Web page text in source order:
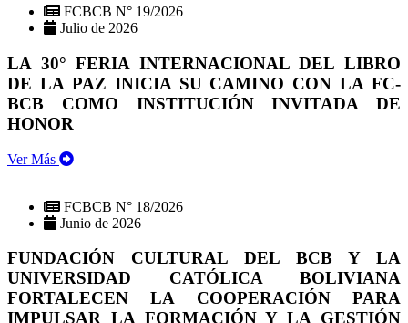
FCBCB N° 19/2026
Julio de 2026
LA 30° FERIA INTERNACIONAL DEL LIBRO
DE LA PAZ INICIA SU CAMINO CON LA FC-
BCB COMO INSTITUCIÓN INVITADA DE
HONOR
Ver Más
FCBCB N° 18/2026
Junio de 2026
FUNDACIÓN CULTURAL DEL BCB Y LA
UNIVERSIDAD CATÓLICA BOLIVIANA
FORTALECEN LA COOPERACIÓN PARA
IMPULSAR LA FORMACIÓN Y LA GESTIÓN